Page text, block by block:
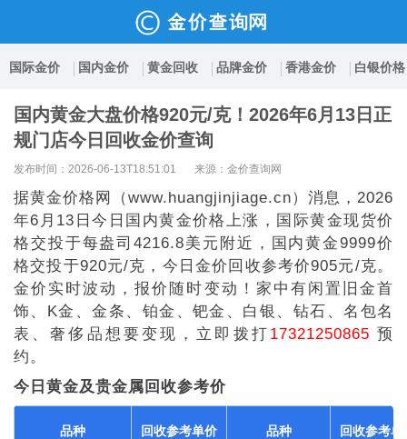
国际金价 国内金价 黄金回收 品牌金价 香港金价 白银价格
国内黄金大盘价格920元/克！2026年6月13日正
规门店今日回收金价查询
发布时间：2026-06-13T18:51:01 来源：金价查询网
据黄金价格网（www.huangjinjiage.cn）消息，2026
年6月13日今日国内黄金价格上涨，国际黄金现货价
格交投于每盎司4216.8美元附近，国内黄金9999价
格交投于920元/克，今日金价回收参考价905元/克。
金价实时波动，报价随时变动！家中有闲置旧金首
饰、K金、金条、铂金、钯金、白银、钻石、名包名
表、奢侈品想要变现，立即拨打 17321250865预
约。
今日黄金及贵金属回收参考价
品种 回收参考单价 品种 回收参考单